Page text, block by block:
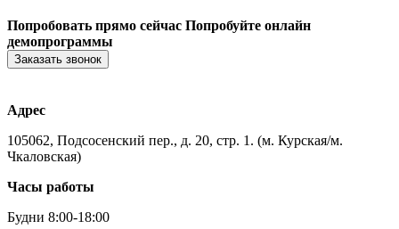
Попробовать прямо сейчас Попробуйте онлайн
демопрограммы
Заказать звонок
Адрес
105062, Подсосенский пер., д. 20, стр. 1. (м. Курская/м.
Чкаловская)
Часы работы
Будни 8:00-18:00